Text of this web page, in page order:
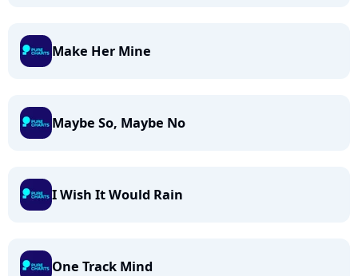
Make Her Mine
Maybe So, Maybe No
I Wish It Would Rain
One Track Mind